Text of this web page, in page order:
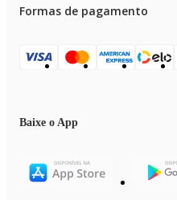
Formas de pagamento
Baixe o App